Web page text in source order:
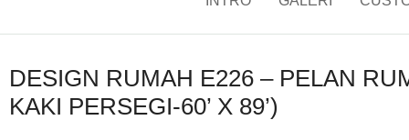
DESIGN RUMAH E226 – PELAN
KAKI PERSEGI-60’ X 89’)